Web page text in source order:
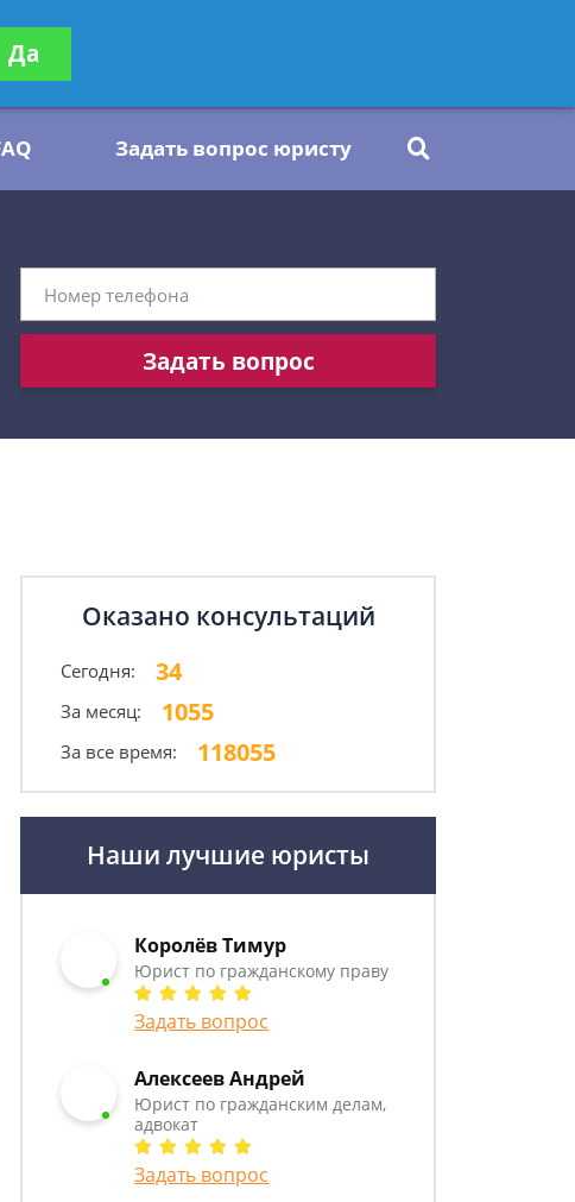
бесплатно
Задать вопрос юристу
Задать вопрос
Оказано консультаций
Сегодня: 34
За месяц: 1055
За все время: 118055
Наши лучшие юристы
Королёв Тимур
Юрист по гражданскому праву
Задать вопрос
Алексеев Андрей
Юрист по гражданским делам,
адвокат
Задать вопрос
Да